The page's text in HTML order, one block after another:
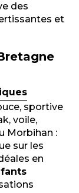
des
et
sportive
voile,
Morbihan :
sur les
en